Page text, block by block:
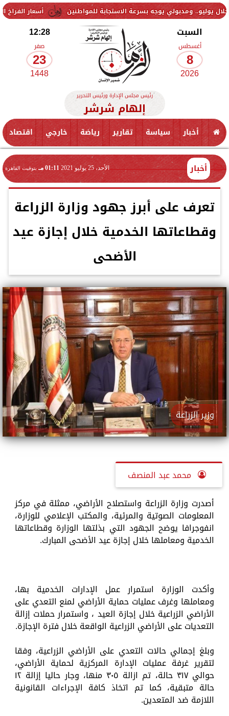
أسعار الفراخ اليوم السبت 8 أغسطس 2026.. تراجع واستقرار في بورصة الدواجن
السبت
أغسطس
8
2026
12:28
صفر
23
1448
رئيس مجلس الإدارة ورئيس التحرير
إلهام شرشر
أخبار سياسة تقارير رياضة خارجي اقتصاد
أخبار الأحد، 25 يوليو 2021 01:11 مـ بتوقيت القاهرة
تعرف على أبرز جهود وزارة الزراعة
وقطاعاتها الخدمية خلال إجازة عيد
الأضحى
وزير الزراعة
محمد عبد المنصف
أصدرت وزارة الزراعة واستصلاح الأراضي، ممثلة في مركز
المعلومات الصوتية والمرئية، والمكتب الإعلامي للوزارة،
انفوجرافا يوضح الجهود التي بذلتها الوزارة وقطاعاتها
الخدمية ومعاملها خلال إجازة عيد الأضحى المبارك.
وأكدت الوزارة استمرار عمل الإدارات الخدمية بها،
ومعاملها وغرف عمليات حماية الأراضي لمنع التعدي على
الأراضي الزراعية خلال إجازة العيد ، واستمرار حملات إزالة
التعديات على الأراضي الزراعية الواقعة خلال فترة الإجازة.
وبلغ إجمالي حالات التعدي على الأراضي الزراعية، وفقا
لتقرير غرفة عمليات الإدارة المركزية لحماية الأراضي،
حوالي ٣١٧ حالة، تم ازالة ٣٠٥ منها، وجار حاليا إزالة ١٢
حالة متبقية، كما تم اتخاذ كافة الإجراءات القانونية
اللازمة ضد المتعدين.